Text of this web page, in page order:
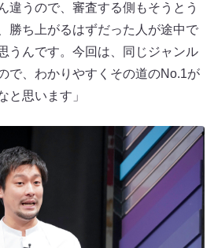
違うので、審査する側もそうとう
勝ち上がるはずだった人が途中で
うんです。今回は、同じジャンル
で、わかりやすくその道のNo.1が
と思います」